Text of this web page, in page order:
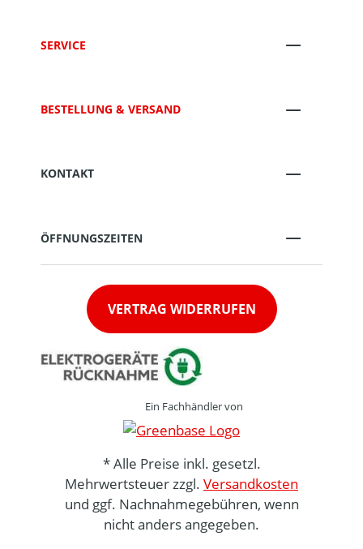
SERVICE
BESTELLUNG & VERSAND
KONTAKT
ÖFFNUNGSZEITEN
VERTRAG WIDERRUFEN
Ein Fachhändler von
* Alle Preise inkl. gesetzl.
Mehrwertsteuer zzgl. Versandkosten
und ggf. Nachnahmegebühren, wenn
nicht anders angegeben.